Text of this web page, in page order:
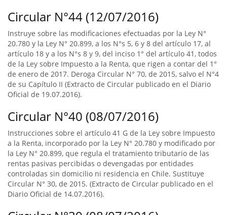
Circular N°44 (12/07/2016)
Instruye sobre las modificaciones efectuadas por la Ley N°
20.780 y la Ley N° 20.899, a los N°s 5, 6 y 8 del artículo 17, al
artículo 18 y a los N°s 8 y 9, del inciso 1° del artículo 41, todos
de la Ley sobre Impuesto a la Renta, que rigen a contar del 1°
de enero de 2017. Deroga Circular N° 70, de 2015, salvo el N°4
de su Capítulo II (Extracto de Circular publicado en el Diario
Oficial de 19.07.2016).
Circular N°40 (08/07/2016)
Instrucciones sobre el artículo 41 G de la Ley sobre Impuesto
a la Renta, incorporado por la Ley N° 20.780 y modificado por
la Ley N° 20.899, que regula el tratamiento tributario de las
rentas pasivas percibidas o devengadas por entidades
controladas sin domicilio ni residencia en Chile. Sustituye
Circular N° 30, de 2015. (Extracto de Circular publicado en el
Diario Oficial de 14.07.2016).